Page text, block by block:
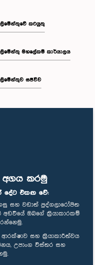
කරමු
දේට එකඟ වේ:
සහ වඩාත් පුද්ගලාරෝපිත
ඔබගේ ක්‍රියාකාරකම්
සහ ක්‍රියාකාරීත්වය
උපාංග විස්තර සහ
කටයුතු
මහලේකම් කාර්යාලය
සජීවීව